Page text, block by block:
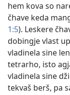
hem kova so
čhave keda
1:5). Leskere
dobingje vlast
vladinela sine
tetrarho, isto
vladinela sine
tekvaš berš, pa